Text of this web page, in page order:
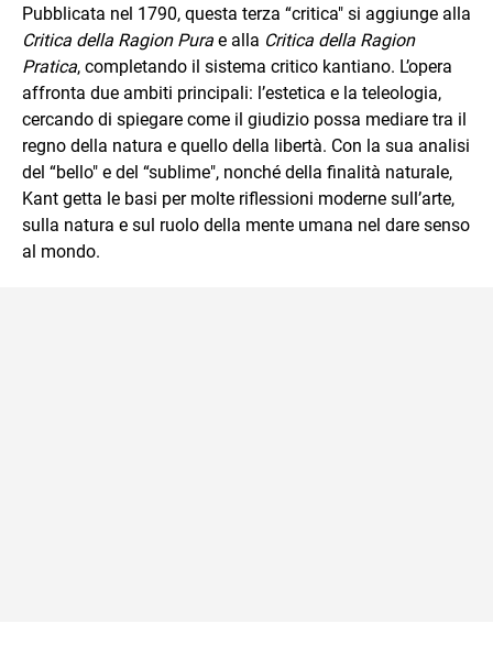
Pubblicata nel 1790, questa terza “critica" si aggiunge alla
Critica della Ragion Pura e alla Critica della Ragion
Pratica, completando il sistema critico kantiano. L’opera
affronta due ambiti principali: l’estetica e la teleologia,
cercando di spiegare come il giudizio possa mediare tra il
regno della natura e quello della libertà. Con la sua analisi
del “bello" e del “sublime", nonché della finalità naturale,
Kant getta le basi per molte riflessioni moderne sull’arte,
sulla natura e sul ruolo della mente umana nel dare senso
al mondo.